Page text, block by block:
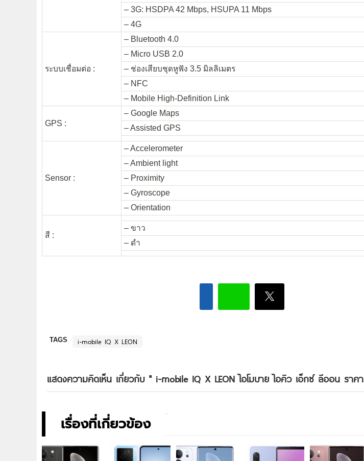
– 3G: HSDPA 42 Mbps, HSUPA 11 Mbps
– 4G
ระบบเชื่อมต่อ :
– Bluetooth 4.0
– Micro USB 2.0
– ช่องเสียบชุดหูฟัง 3.5 มิลลิเมตร
– NFC
– Mobile High-Definition Link
GPS :
– Google Maps
– Assisted GPS
Sensor :
– Accelerometer
– Ambient light
– Proximity
– Gyroscope
– Orientation
สี :
– ขาว
– ดำ
TAGS i-mobile IQ X LEON
แสดงความคิดเห็น เกี่ยวกับ " i-mobile IQ X LEON ไอโมบาย ไอคิว เอ็กซ์ ลีออน ราคา
เรื่องที่เกี่ยวข้อง